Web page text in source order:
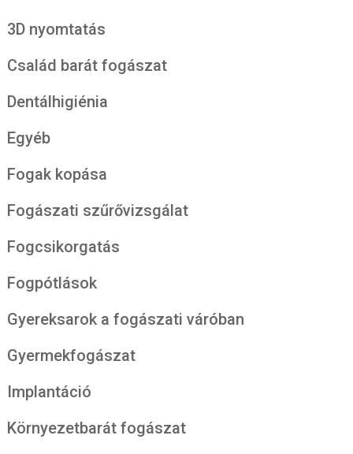
3D nyomtatás
Család barát fogászat
Dentálhigiénia
Egyéb
Fogak kopása
Fogászati szűrővizsgálat
Fogcsikorgatás
Fogpótlások
Gyereksarok a fogászati váróban
Gyermekfogászat
Implantáció
Környezetbarát fogászat